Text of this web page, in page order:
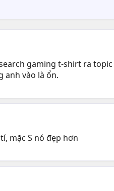
gaming t-shirt ra
anh vào là ổn.
mặc S nó đẹp hơn